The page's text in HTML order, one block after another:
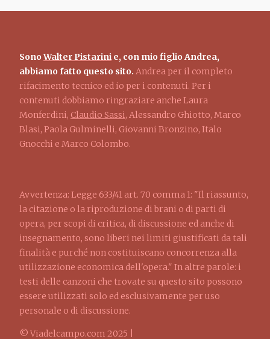
SonoWalter Pistarini e, con mio figlio Andrea,
abbiamo fatto questo sito. Andrea per il completo
rifacimento tecnico ed io per i contenuti. Per i
contenuti dobbiamo ringraziare anche Laura
Monferdini, Claudio Sassi, Alessandro Ghiotto, Marco
Blasi, Paola Gulminelli, Giovanni Bronzino, Italo
Gnocchi e Marco Colombo.
Avvertenza: Legge 633/41 art. 70 comma 1: "Il riassunto,
la citazione o la riproduzione di brani o di parti di
opera, per scopi di critica, di discussione ed anche di
insegnamento, sono liberi nei limiti giustificati da tali
finalità e purché non costituiscano concorrenza alla
utilizzazione economica dell'opera." In altre parole: i
testi delle canzoni che trovate su questo sito possono
essere utilizzati solo ed esclusivamente per uso
personale o di discussione.
© Viadelcampo.com 2025 |